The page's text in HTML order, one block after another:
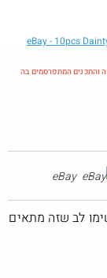
Baseus Security S2 — מצלמת אבטחה חיצונית 4K סולארית, זיהוי
3· ·
eBay- 10pcs
והתכנים המתפרסמים בה
eBay
לב שזה מתאים